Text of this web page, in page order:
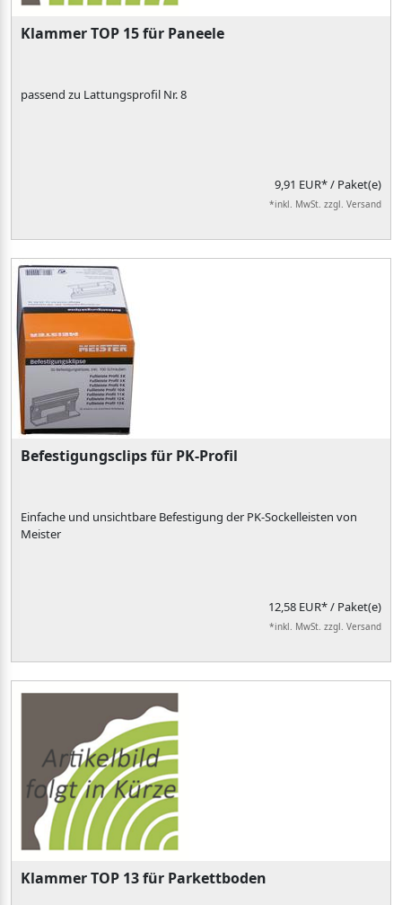
Klammer TOP 15 für Paneele
passend zu Lattungsprofil Nr. 8
9,91 EUR*/ Paket(e)
*inkl. MwSt. zzgl. Versand
Befestigungsclips für PK-Profil
Einfache und unsichtbare Befestigung der PK-Sockelleisten von
Meister
12,58 EUR*/ Paket(e)
*inkl. MwSt. zzgl. Versand
Klammer TOP 13 für Parkettboden